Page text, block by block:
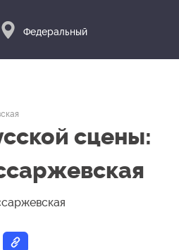
Федеральный
сцены: